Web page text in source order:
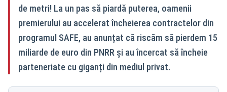
de metri! La un pas să piardă puterea, oamenii
premierului au accelerat încheierea contractelor din
programul SAFE, au anunțat că riscăm să pierdem 15
miliarde de euro din PNRR și au încercat să încheie
parteneriate cu giganți din mediul privat.